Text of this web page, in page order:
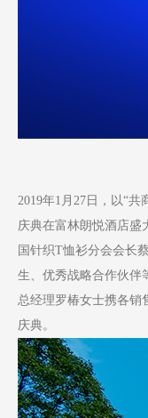
2019年1月27日，以“
庆典在富林朗悦酒店盛
国针织T恤衫分会会长
生、优秀战略合作伙伴
总经理罗椿女士携各销
庆典。